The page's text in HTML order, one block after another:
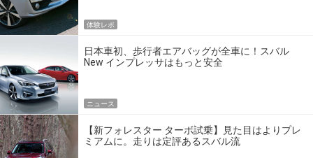
体験レポ
日本車初、歩行者エアバッグが全車に！スバル
New インプレッサはもっと安全
ニュース
【新フォレスター ターボ試乗】見た目はよりプレ
ミアムに。走りは定評あるスバル流